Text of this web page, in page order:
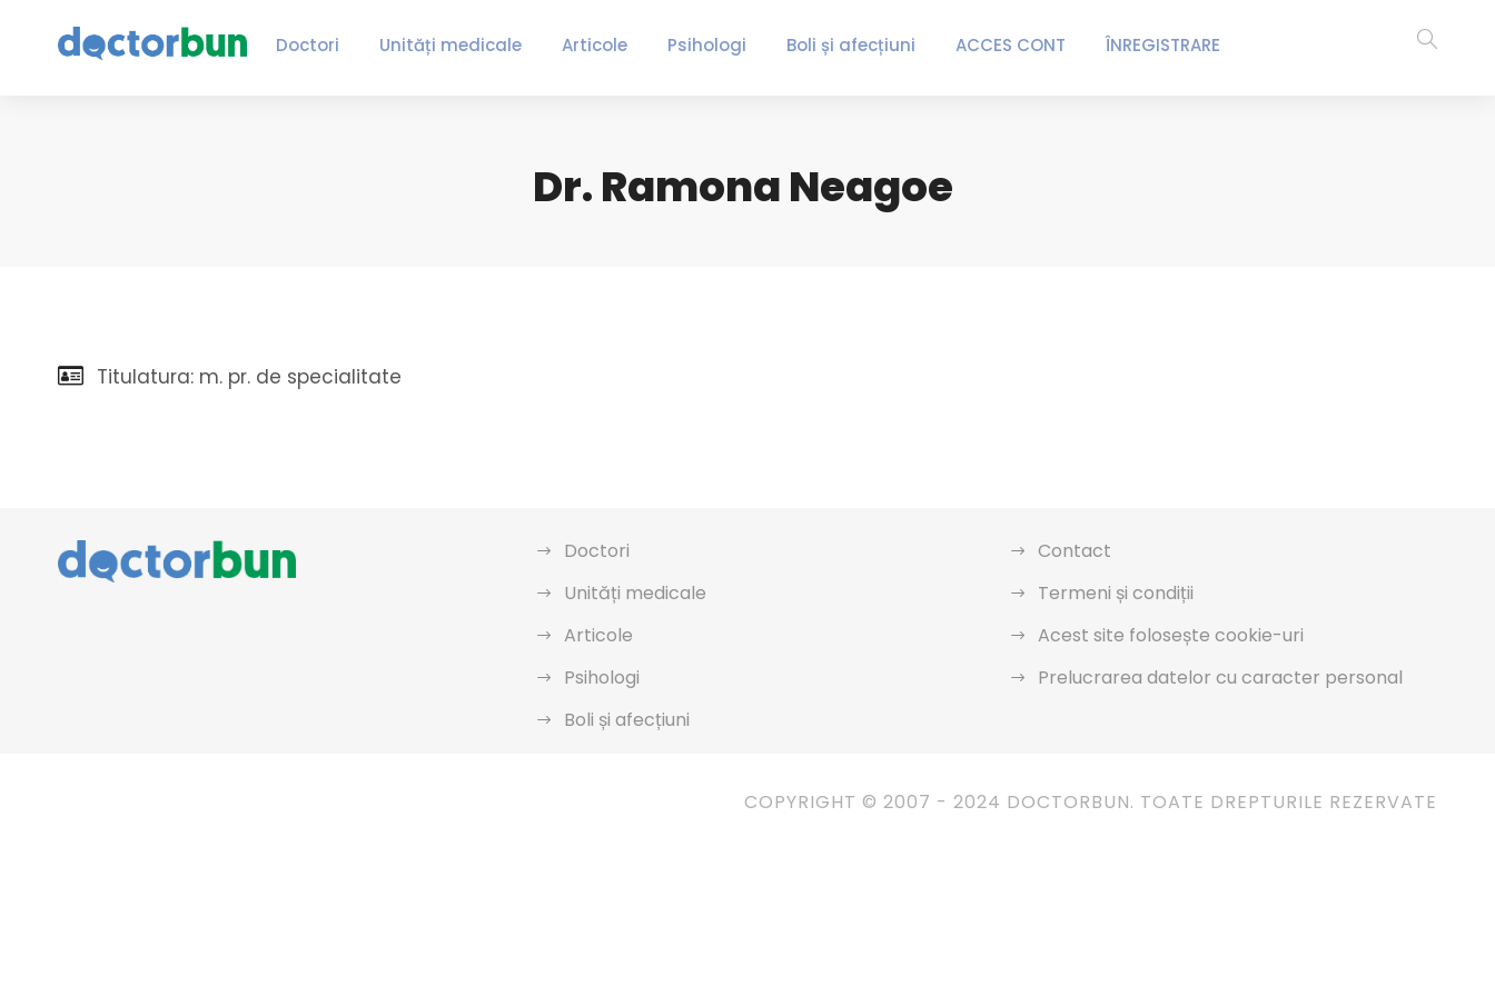
Doctori Unități medicale Articole Psihologi Boli și afecțiuni ACCES CONT ÎNREGISTRARE
Dr. Ramona Neagoe
Titulatura: m. pr. de specialitate
Doctori
Unități medicale
Articole
Psihologi
Boli și afecțiuni
Contact
Termeni și condiții
Acest site folosește cookie-uri
Prelucrarea datelor cu caracter personal
COPYRIGHT © 2007 - 2024 DOCTORBUN. TOATE DREPTURILE REZERVATE